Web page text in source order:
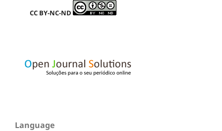
CC BY-NC-ND
Language